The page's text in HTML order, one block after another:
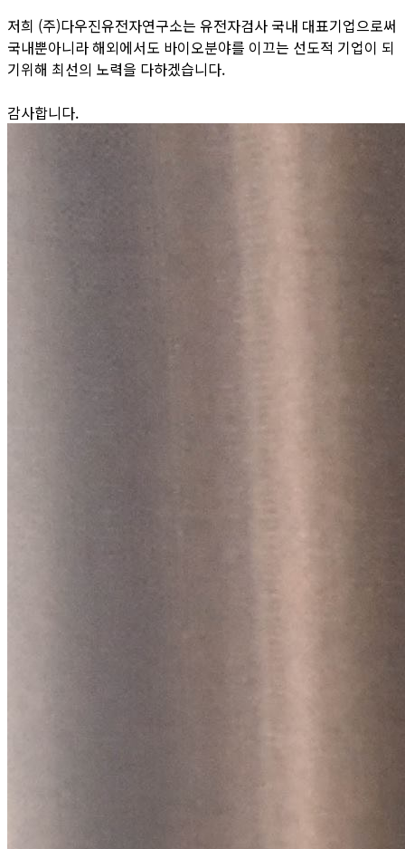
저희 (주)다우진유전자연구소는 유전자검사 국내 대표기업으로써
국내뿐아니라 해외에서도 바이오분야를 이끄는 선도적 기업이 되
기위해 최선의 노력을 다하겠습니다.
감사합니다.